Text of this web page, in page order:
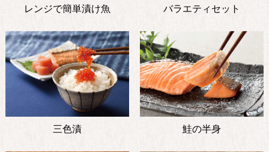
レンジで簡単漬け魚
三色漬
バラエティセット
鮭の半身